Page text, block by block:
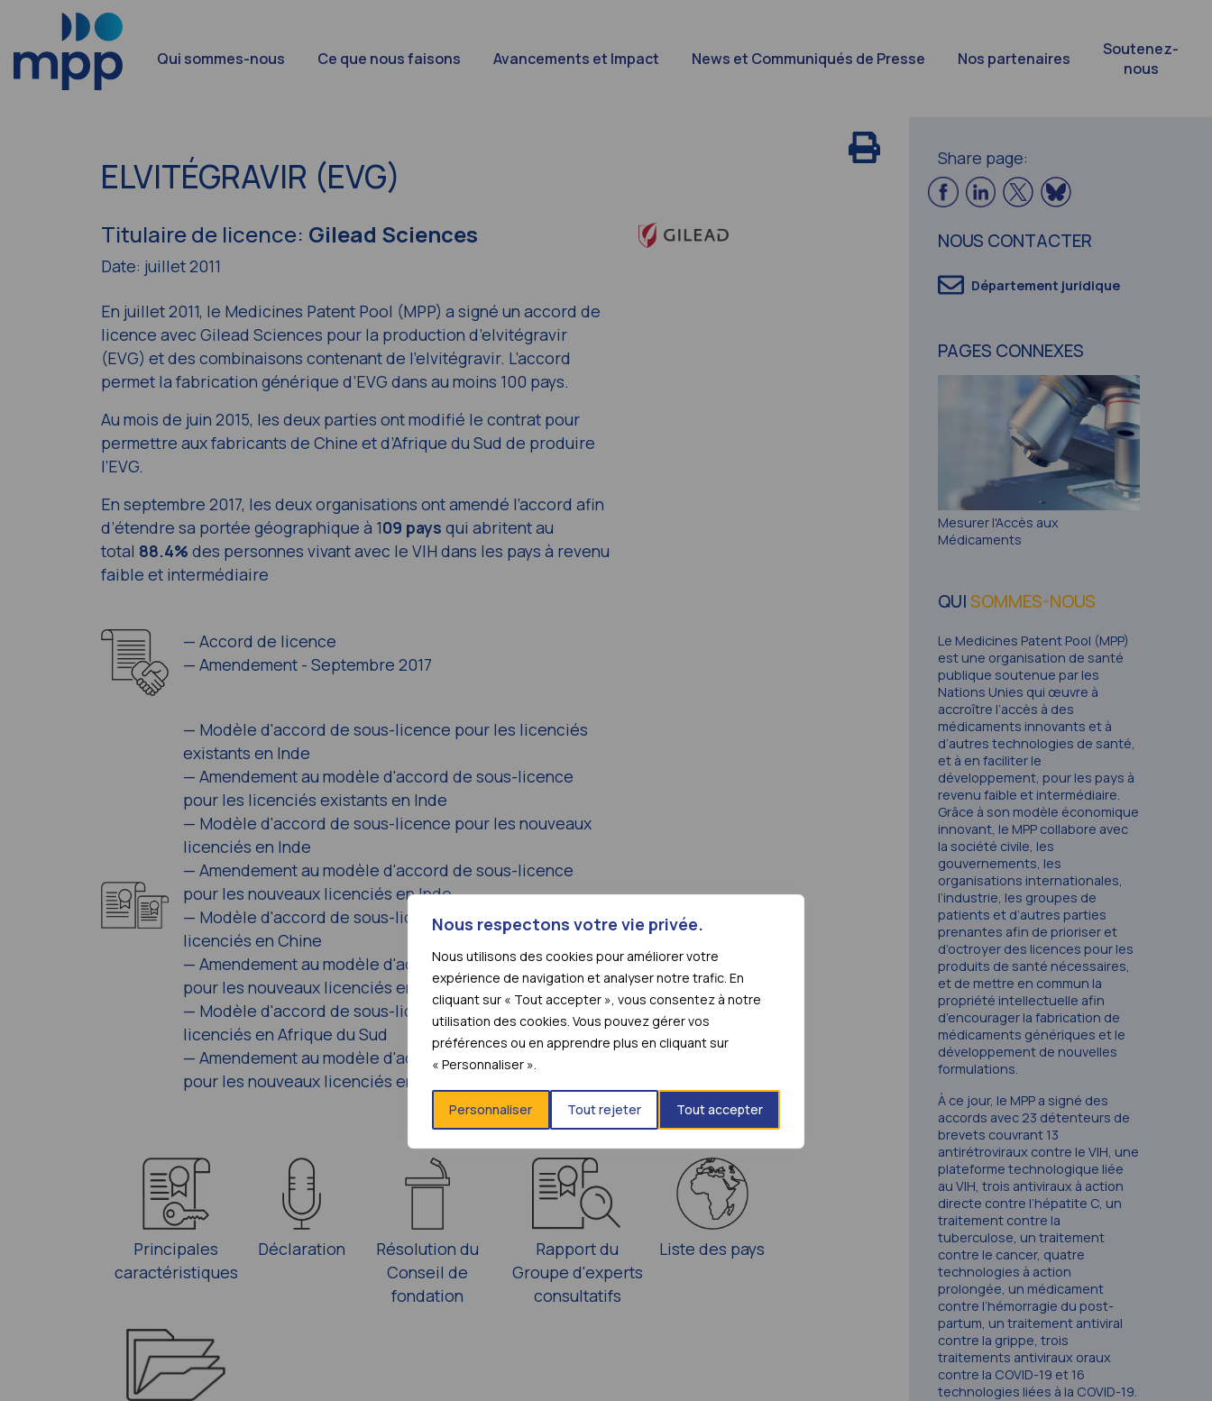
Nous respectons votre vie privée.
Nous utilisons des cookies pour améliorer votre
expérience de navigation et analyser notre trafic. En
cliquant sur « Tout accepter », vous consentez à notre
utilisation des cookies. Vous pouvez gérer vos
préférences ou en apprendre plus en cliquant sur
« Personnaliser ».
Personnaliser Tout rejeter Tout accepter
Qui sommes-nous Ce que nous faisons Avancements et Impact News et Communiqués de Presse Nos partenaires
Soutenez-
nous
ELVITÉGRAVIR (EVG)
Titulaire de licence: Gilead Sciences
Date: juillet 2011
En juillet 2011, le Medicines Patent Pool (MPP) a signé un accord de
licence avec Gilead Sciences pour la production d’elvitégravir
(EVG) et des combinaisons contenant de l’elvitégravir. L’accord
permet la fabrication générique d’EVG dans au moins 100 pays.
Au mois de juin 2015, les deux parties ont modifié le contrat pour
permettre aux fabricants de Chine et d’Afrique du Sud de produire
l’EVG.
En septembre 2017, les deux organisations ont amendé l’accord afin
d’étendre sa portée géographique à 109 pays qui abritent au
total 88.4% des personnes vivant avec le VIH dans les pays à revenu
faible et intermédiaire
— Accord de licence
— Amendement - Septembre 2017
— Modèle d'accord de sous-licence pour les licenciés
existants en Inde
— Amendement au modèle d'accord de sous-licence
pour les licenciés existants en Inde
— Modèle d'accord de sous-licence pour les nouveaux
licenciés en Inde
— Amendement au modèle d'accord de sous-licence
pour les nouveaux licenciés en Inde
— Modèle d'accord de sous-licence pour les nouveaux
licenciés en Chine
— Amendement au modèle d'accord de sous-licence
pour les nouveaux licenciés en Chine
— Modèle d'accord de sous-licence pour les nouveaux
licenciés en Afrique du Sud
— Amendement au modèle d'accord de sous-licence
pour les nouveaux licenciés en Afrique du Sud
Principales
caractéristiques
Déclaration
Résolution du
Conseil de
fondation
Rapport du
Groupe d'experts
consultatifs
Liste des pays
Share page:
NOUS CONTACTER
Département juridique
PAGES CONNEXES
Mesurer l'Accès aux
Médicaments
QUISOMMES-NOUS
Le Medicines Patent Pool (MPP)
est une organisation de santé
publique soutenue par les
Nations Unies qui œuvre à
accroître l’accès à des
médicaments innovants et à
d’autres technologies de santé,
et à en faciliter le
développement, pour les pays à
revenu faible et intermédiaire.
Grâce à son modèle économique
innovant, le MPP collabore avec
la société civile, les
gouvernements, les
organisations internationales,
l’industrie, les groupes de
patients et d’autres parties
prenantes afin de prioriser et
d’octroyer des licences pour les
produits de santé nécessaires,
et de mettre en commun la
propriété intellectuelle afin
d’encourager la fabrication de
médicaments génériques et le
développement de nouvelles
formulations.
À ce jour, le MPP a signé des
accords avec 23 détenteurs de
brevets couvrant 13
antirétroviraux contre le VIH, une
plateforme technologique liée
au VIH, trois antiviraux à action
directe contre l’hépatite C, un
traitement contre la
tuberculose, un traitement
contre le cancer, quatre
technologies à action
prolongée, un médicament
contre l’hémorragie du post-
partum, un traitement antiviral
contre la grippe, trois
traitements antiviraux oraux
contre la COVID-19 et 16
technologies liées à la COVID-19.